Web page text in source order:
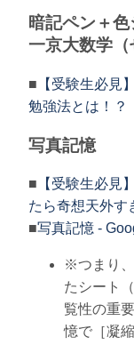
暗記ペン＋
一京大数学
■ 【受験生必見
勉強法とは！？
写真記憶
■ 【受験生必見
たら奇想天外
■写真記憶 -
※つまり
たシート
覧性の重
憶で［凝